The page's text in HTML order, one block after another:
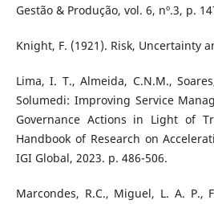
Gestão & Produção, vol. 6, nº.3, p.
Knight, F. (1921). Risk, Uncertainty
Lima, I. T., Almeida, C.N.M.,
Solumedi: Improving Service
Governance Actions in Light of
Handbook of Research on
IGI Global, 2023. p. 486-506.
Marcondes, R.C., Miguel, L. A. P.,